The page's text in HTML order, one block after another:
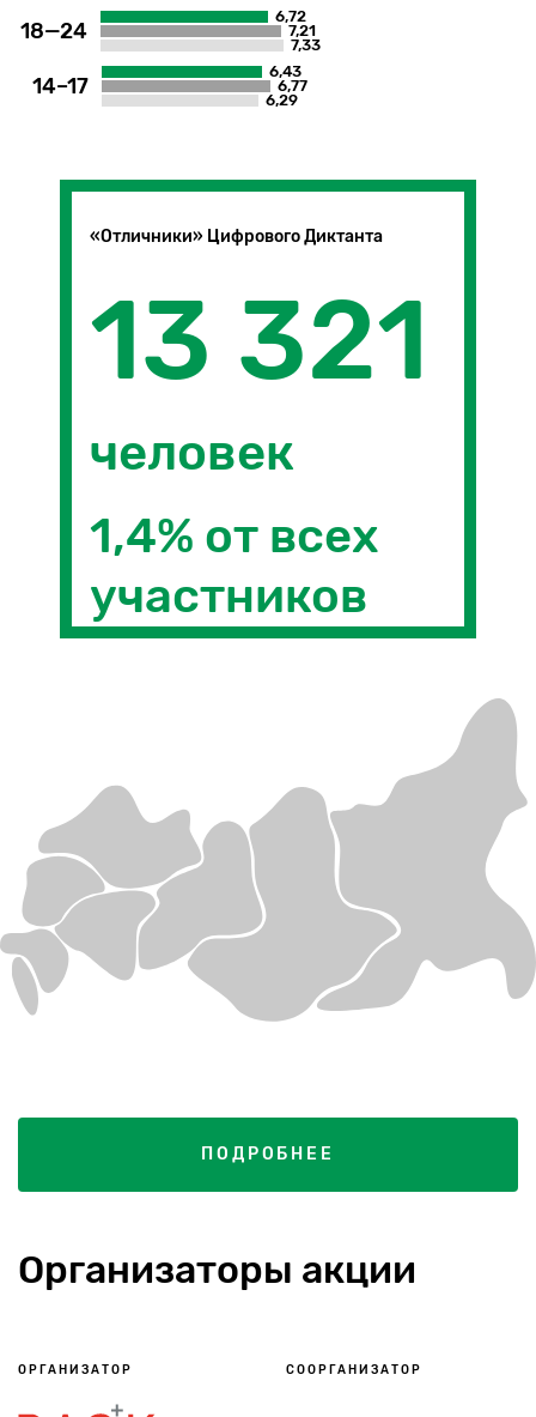
18—24
6,72
7,21
7,33
14–17
6,43
6,77
6,29
«Отличники» Цифрового Диктанта
13 321
человек
1,4% от всех
участников
ПОДРОБНЕЕ
Организаторы акции
ОРГАНИЗАТОР СООРГАНИЗАТОР